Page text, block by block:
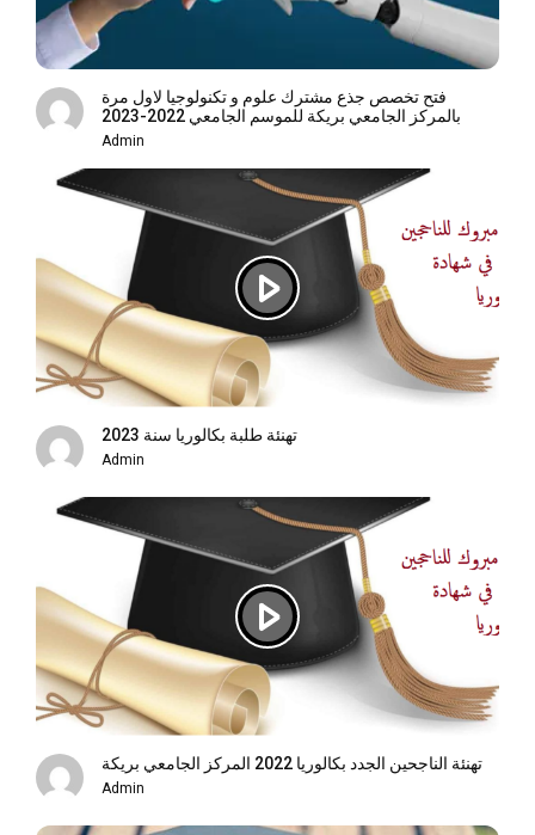
فتح تخصص جذع مشترك علوم و تكنولوجيا لاول مرة
بالمركز الجامعي بريكة للموسم الجامعي 2022-2023
Admin
تهنئة طلبة بكالوريا سنة 2023
Admin
تهنئة الناجحين الجدد بكالوريا 2022 المركز الجامعي بريكة
Admin